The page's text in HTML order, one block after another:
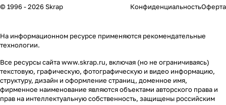
© 1996 - 2026 Skrap КонфиденциальностьОферта
На информационном ресурсе применяются рекомендательные
технологии.
Все ресурсы сайта www.skrap.ru, включая (но не ограничиваясь)
текстовую, графическую, фотографическую и видео информацию,
структуру, дизайн и оформление страниц, доменное имя,
фирменное наименование являются объектами авторского права и
прав на интеллектуальную собственность, защищены российским